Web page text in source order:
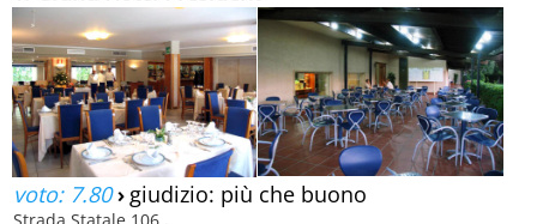
voto: 7.80› giudizio: più che buono